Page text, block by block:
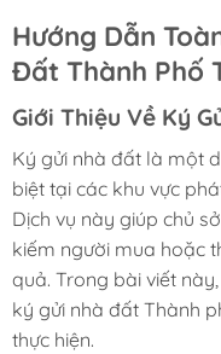
Hướng Dẫn
Đất Thành Phố
Giới Thiệu Về Ký
Ký gửi nhà đất là một
biệt tại các khu vực
Dịch vụ này giúp chủ
kiếm người mua hoặc
quả. Trong bài viết
ký gửi nhà đất Thành
thực hiện.